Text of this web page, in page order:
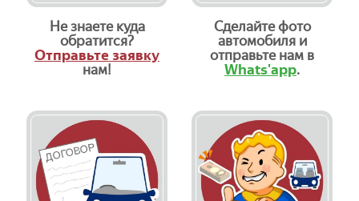
Не знаете куда
обратится?
Отправьте заявку
нам!
Сделайте фото
автомобиля и
отправьте нам в
Whats'app.